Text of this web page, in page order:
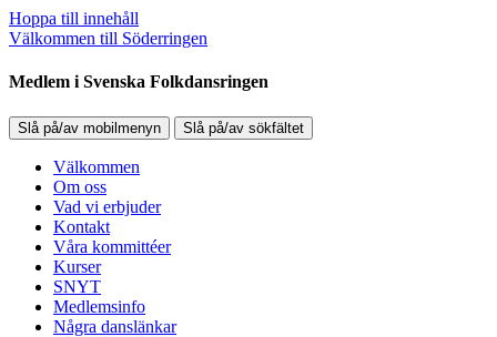
Hoppa till innehåll
Välkommen till Söderringen
Medlem i Svenska Folkdansringen
Slå på/av mobilmenyn Slå på/av sökfältet
Välkommen
Om oss
Vad vi erbjuder
Kontakt
Våra kommittéer
Kurser
SNYT
Medlemsinfo
Några danslänkar